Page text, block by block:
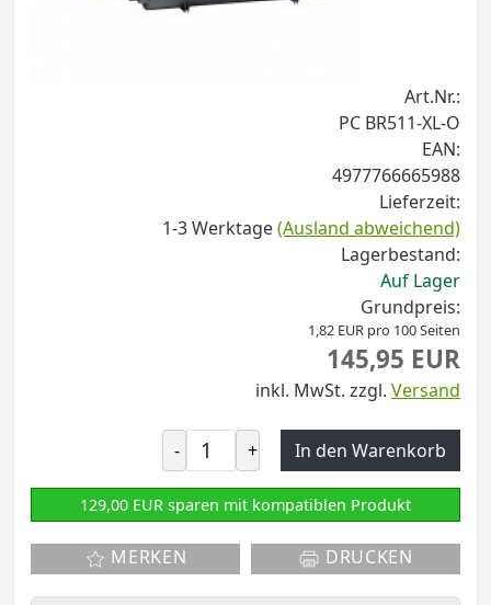
Art.Nr.:
PC BR511-XL-O
EAN:
4977766665988
Lieferzeit:
1-3 Werktage(Ausland abweichend)
Lagerbestand:
Auf Lager
Grundpreis:
1,82 EUR pro 100 Seiten
145,95 EUR
inkl. MwSt. zzgl. Versand
- + In den Warenkorb
129,00 EUR sparen mit kompatiblen Produkt
MERKEN DRUCKEN